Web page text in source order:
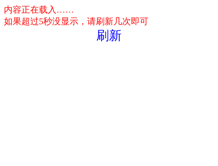
内容正在载入……
如果超过5秒没显示，请刷新几次即可
刷新